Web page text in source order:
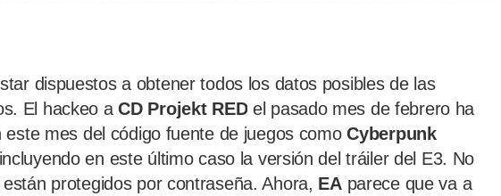
dispuestos a obtener todos los datos posibles de las
El hackeo a CD Projekt RED el pasado mes de febrero ha
mes del código fuente de juegos como Cyberpunk
en este último caso la versión del tráiler del E3. No
protegidos por contraseña. Ahora, EA parece que va a